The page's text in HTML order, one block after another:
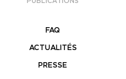
FAQ
ACTUALITÉS
PRESSE